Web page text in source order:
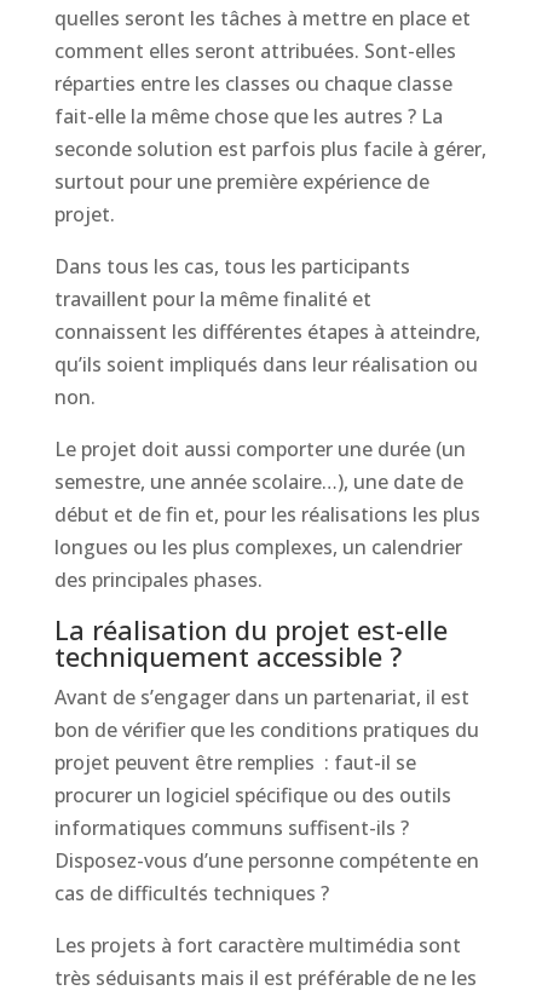
quelles seront les tâches à mettre en place et
comment elles seront attribuées. Sont-elles
réparties entre les classes ou chaque classe
fait-elle la même chose que les autres ? La
seconde solution est parfois plus facile à gérer,
surtout pour une première expérience de
projet.
Dans tous les cas, tous les participants
travaillent pour la même finalité et
connaissent les différentes étapes à atteindre,
qu’ils soient impliqués dans leur réalisation ou
non.
Le projet doit aussi comporter une durée (un
semestre, une année scolaire…), une date de
début et de fin et, pour les réalisations les plus
longues ou les plus complexes, un calendrier
des principales phases.
La réalisation du projet est-elle
techniquement accessible ?
Avant de s’engager dans un partenariat, il est
bon de vérifier que les conditions pratiques du
projet peuvent être remplies : faut-il se
procurer un logiciel spécifique ou des outils
informatiques communs suffisent-ils ?
Disposez-vous d’une personne compétente en
cas de difficultés techniques ?
Les projets à fort caractère multimédia sont
très séduisants mais il est préférable de ne les